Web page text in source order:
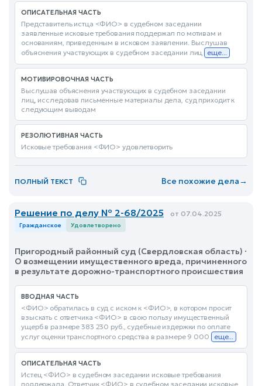
ОПИСАТЕЛЬНАЯ ЧАСТЬ
Представитель истца <ФИО> в судебном заседании
заявленные исковые требования поддержал по мотивам и
основаниям, приведенным в исковом заявлении. Выслушав
объяснения участвующих в судебном заседании лиц еще...
МОТИВИРОВОЧНАЯ ЧАСТЬ
Выслушав объяснения участвующих в судебном заседании
лиц, исследовав письменные материалы дела, суд приходит к
следующим выводам
РЕЗОЛЮТИВНАЯ ЧАСТЬ
Исковые требования <ФИО> удовлетворить
ПОЛНЫЙ ТЕКСТ Все похожие дела→
Решение по делу № 2-68/2025 от 07.04.2025
Гражданское Удовлетворено
Пригородный районный суд (Свердловская область) ·
О возмещении имущественного вреда, причиненного
в результате дорожно-транспортного происшествия
ВВОДНАЯ ЧАСТЬ
<ФИО> обратилась в суд с иском к <ФИО>, в котором просит
взыскать с ответчика <ФИО> в свою пользу имущественный
ущерб в размере 383 230 руб., судебные издержки по оплате
услуг оценки транспортного средства в размере 9 000
еще...
ОПИСАТЕЛЬНАЯ ЧАСТЬ
Истец <ФИО> в судебном заседании исковые требования
поддержала. Ответчик <ФИО> в судебном заседании исковые